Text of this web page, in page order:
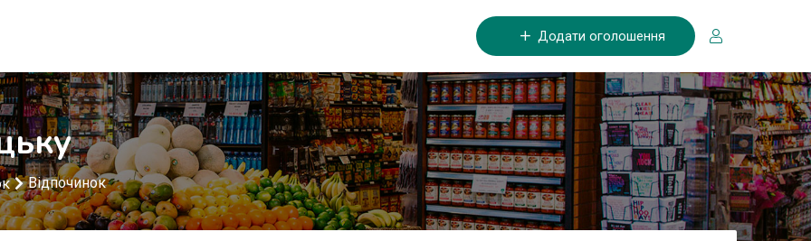
Додати оголошення
Відпочинок